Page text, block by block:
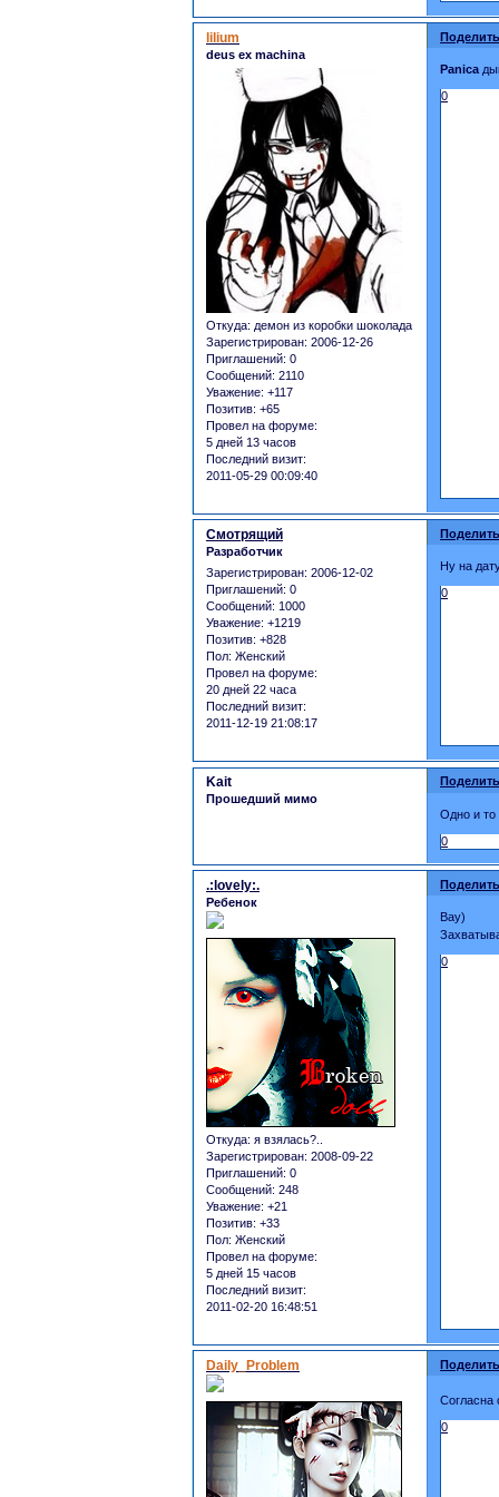
lilium
deus ex machina
Откуда: демон из коробки шоколада
Зарегистрирован: 2006-12-26
Приглашений: 0
Сообщений: 2110
Уважение: +117
Позитив: +65
Провел на форуме:
5 дней 13 часов
Последний визит:
2011-05-29 00:09:40
Panica
0
Смотрящий
Разработчик
Зарегистрирован: 2006-12-02
Приглашений: 0
Сообщений: 1000
Уважение: +1219
Позитив: +828
Пол: Женский
Провел на форуме:
20 дней 22 часа
Последний визит:
2011-12-19 21:08:17
Ну на
0
Kait
Прошедший мимо
Одно и то
0
.:lovely:.
Ребенок
Откуда: я взялась?..
Зарегистрирован: 2008-09-22
Приглашений: 0
Сообщений: 248
Уважение: +21
Позитив: +33
Пол: Женский
Провел на форуме:
5 дней 15 часов
Последний визит:
2011-02-20 16:48:51
Вау)
0
Daily_Problem
Согласна
0